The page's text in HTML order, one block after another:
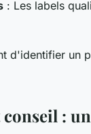
: Les labels
d'identifier un
: